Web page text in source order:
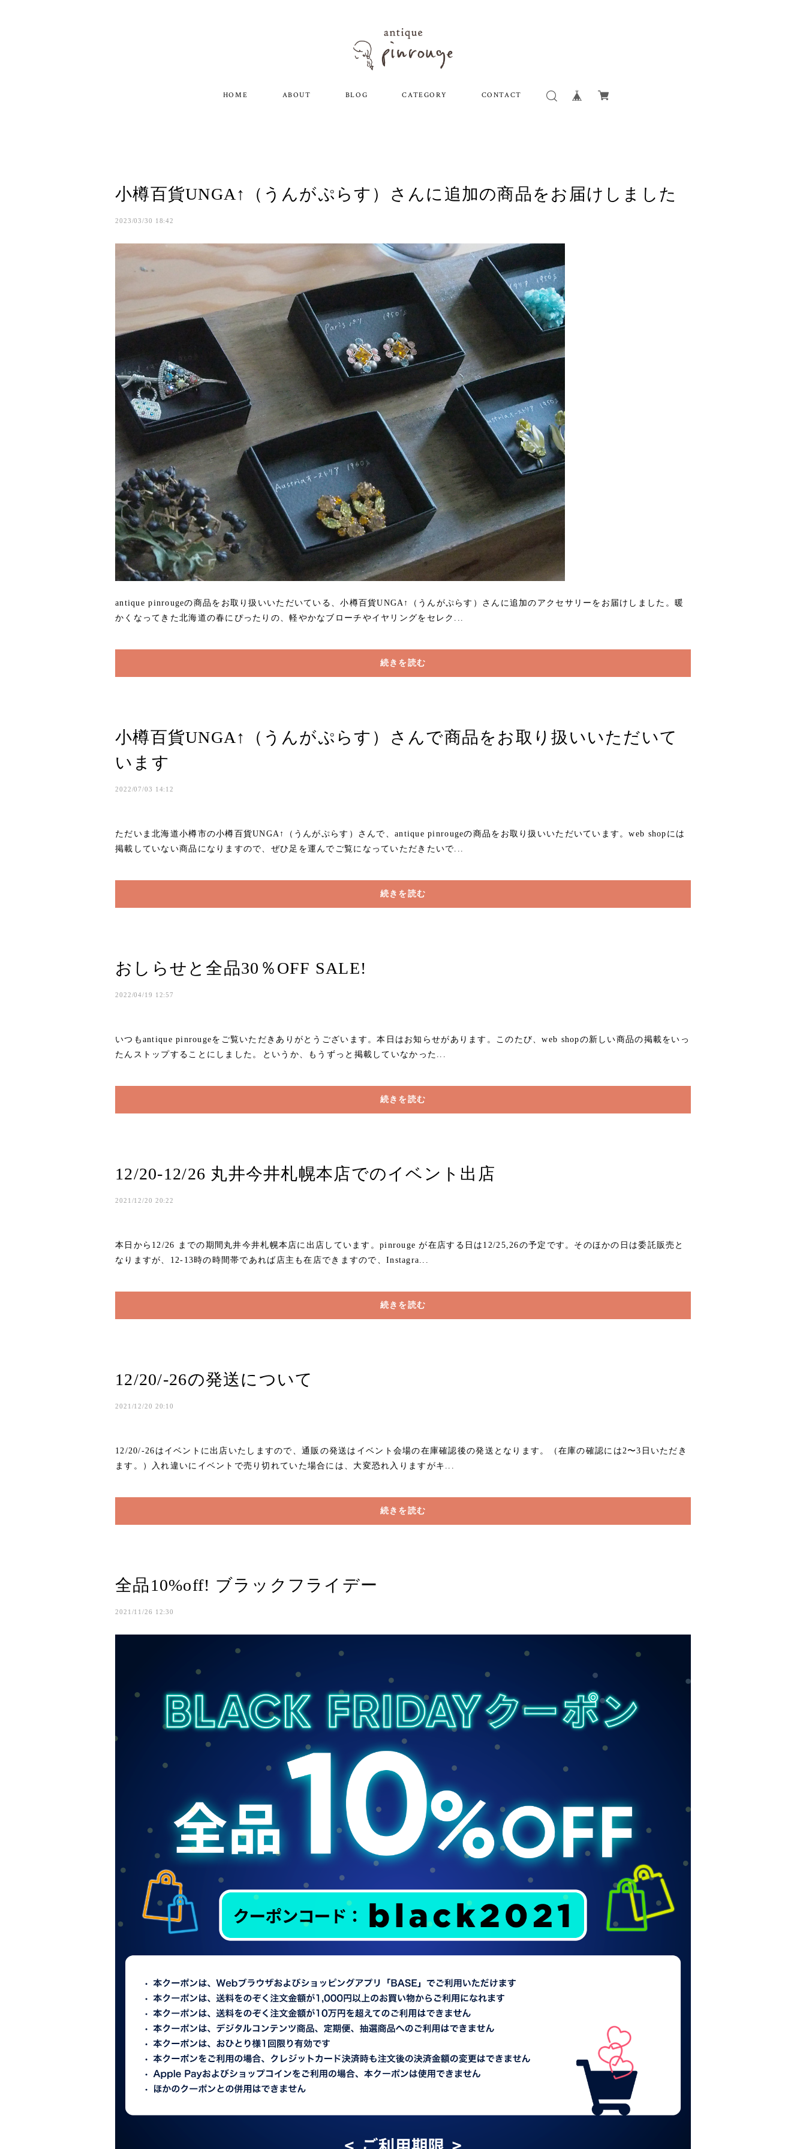
HOME ABOUT BLOG CATEGORY CONTACT
小樽百貨UNGA↑（うんがぷらす）さんに追加の商品をお届けしました
2023/03/30 18:42
antique pinrougeの商品をお取り扱いいただいている、小樽百貨UNGA↑（うんがぷらす）さんに追加のアクセサリーをお届けしました。暖
かくなってきた北海道の春にぴったりの、軽やかなブローチやイヤリングをセレク...
続きを読む
小樽百貨UNGA↑（うんがぷらす）さんで商品をお取り扱いいただいて
います
2022/07/03 14:12
ただいま北海道小樽市の小樽百貨UNGA↑（うんがぷらす）さんで、antique pinrougeの商品をお取り扱いいただいています。web shopには
掲載していない商品になりますので、ぜひ足を運んでご覧になっていただきたいで...
続きを読む
おしらせと全品30％OFF SALE!
2022/04/19 12:57
いつもantique pinrougeをご覧いただきありがとうございます。本日はお知らせがあります。このたび、web shopの新しい商品の掲載をいっ
たんストップすることにしました。⁡というか、もうずっと掲載していなかった...
続きを読む
12/20-12/26 丸井今井札幌本店でのイベント出店
2021/12/20 20:22
本日から12/26 までの期間丸井今井札幌本店に出店しています。pinrouge が在店する日は12/25,26の予定です。そのほかの日は委託販売と
なりますが、12-13時の時間帯であれば店主も在店できますので、Instagra...
続きを読む
12/20/-26の発送について
2021/12/20 20:10
12/20/-26はイベントに出店いたしますので、通販の発送はイベント会場の在庫確認後の発送となります。（在庫の確認には2〜3日いただき
ます。）入れ違いにイベントで売り切れていた場合には、大変恐れ入りますがキ...
続きを読む
全品10%off! ブラックフライデー
2021/11/26 12:30